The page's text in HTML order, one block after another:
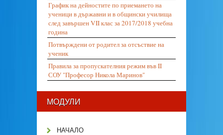
График на дейностите по приемането на
ученици в държавни и в общински училища
след завършен VII клас за 2017/2018 учебна
година
Потвърждени от родител за отсъствие на
ученик
Правила за пропускателния режим във II
СОУ "Професор Никола Маринов"
МОДУЛИ
НАЧАЛО